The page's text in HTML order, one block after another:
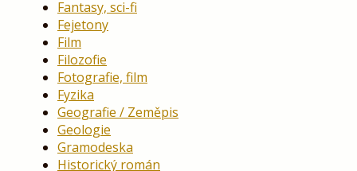
Fantasy, sci-fi
Fejetony
Film
Filozofie
Fotografie, film
Fyzika
Geografie / Zeměpis
Geologie
Gramodeska
Historický román